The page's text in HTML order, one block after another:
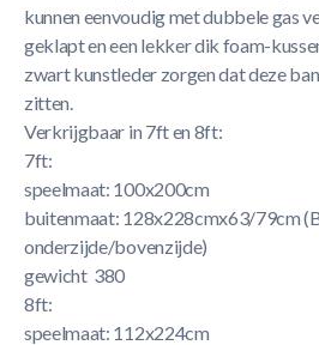
kunnen eenvoudig met dubbele gas
geklapt en een lekker dik foam-
zwart kunstleder zorgen dat deze
zitten.
Verkrijgbaar in 7ft en 8ft:
7ft:
speelmaat: 100x200cm
buitenmaat: 128x228cmx63/79cm
onderzijde/bovenzijde)
gewicht 380
8ft:
speelmaat: 112x224cm